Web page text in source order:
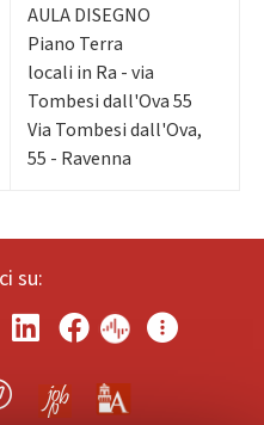
AULA DISEGNO
Piano Terra
locali in Ra - via
Tombesi dall'Ova 55
Via Tombesi dall'Ova,
55 - Ravenna
su: